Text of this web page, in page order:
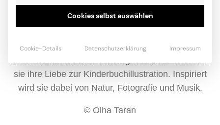
Olha Taran ist Künstlerin. Sie stammt aus der Stadt
Atelier besaß. Dort schuf sie auf traditionelle Weise
Werke und Gemälde. Vor einigen Jahren entdeckte
sie ihre Liebe zur Kinderbuchillustration. Inspiriert
wird sie dabei von Natur, Fotografie und Musik.
© Olha Taran
Cookies selbst auswählen
Cookie-Details Datenschutzerklärung Impressum